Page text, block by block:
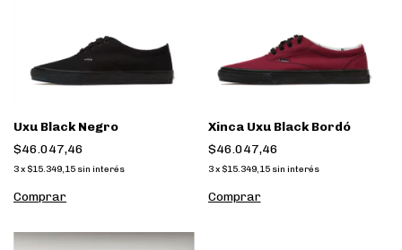
Uxu Black Negro
$46.047,46
3x $15.349,15 sin interés
Comprar
Xinca Uxu Black Bordó
$46.047,46
3 x $15.349,15 sin interés
Comprar